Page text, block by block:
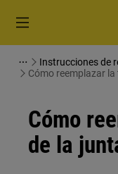
Instrucciones de
Cómo reemplazar
Cómo
de la